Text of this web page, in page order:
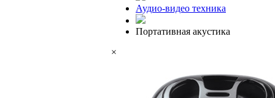
Аудио-видео техника
Портативная акустика
×